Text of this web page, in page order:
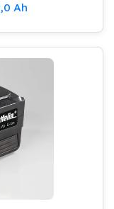
Ah